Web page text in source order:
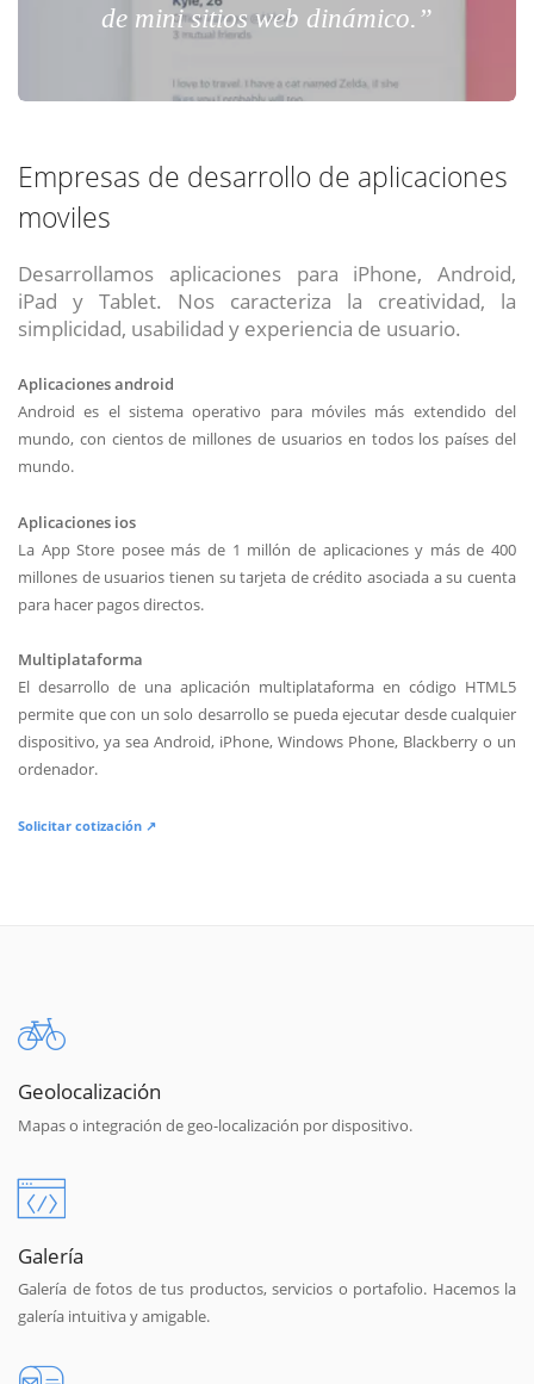
de mini sitios web dinámico.”
Empresas de desarrollo de aplicaciones
moviles
Desarrollamos aplicaciones para iPhone, Android,
iPad y Tablet. Nos caracteriza la creatividad, la
simplicidad, usabilidad y experiencia de usuario.
Aplicaciones android
Android es el sistema operativo para móviles más extendido del
mundo, con cientos de millones de usuarios en todos los países del
mundo.
Aplicaciones ios
La App Store posee más de 1 millón de aplicaciones y más de 400
millones de usuarios tienen su tarjeta de crédito asociada a su cuenta
para hacer pagos directos.
Multiplataforma
El desarrollo de una aplicación multiplataforma en código HTML5
permite que con un solo desarrollo se pueda ejecutar desde cualquier
dispositivo, ya sea Android, iPhone, Windows Phone, Blackberry o un
ordenador.
Solicitar cotización ↗
Geolocalización
Mapas o integración de geo-localización por dispositivo.
Galería
Galería de fotos de tus productos, servicios o portafolio. Hacemos la
galería intuitiva y amigable.